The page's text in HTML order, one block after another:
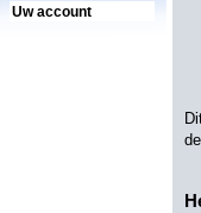
Uw account